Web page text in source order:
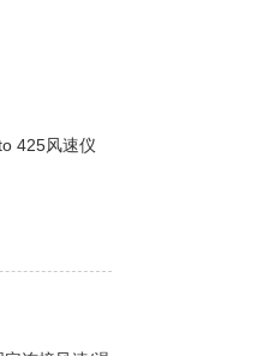
425风速仪